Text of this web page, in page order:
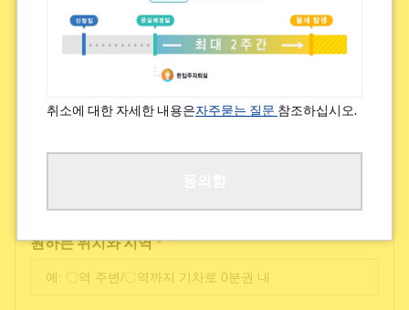
검토 가능한 집 임대료(상한)
¥70,000~¥89,000
원하는 위치와 지역 *
취소에 대한 자세한 내용은자주묻는 질문 참조하십시오.